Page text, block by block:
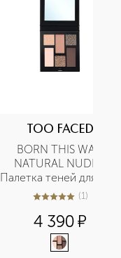
TOO FACED
BORN THIS WAY
NATURAL NUDES
Палетка теней для век
Cold Smolder Nudes
5из 51 (1)
4 390¤